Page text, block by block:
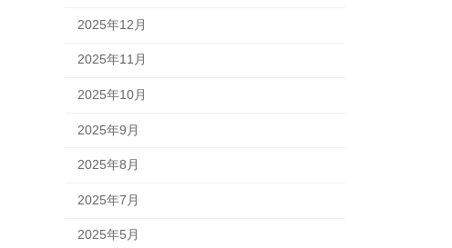
2025年12月
2025年11月
2025年10月
2025年9月
2025年8月
2025年7月
2025年5月